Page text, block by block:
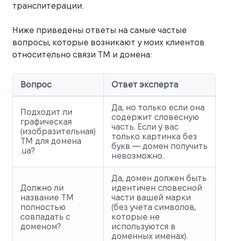
транслитерации.
Ниже приведены ответы на самые частые
вопросы, которые возникают у моих клиентов
относительно связи ТМ и домена:
Вопрос Ответ эксперта
Подходит ли
графическая
(изобразительная)
ТМ для домена
.ua?
Да, но только если она
содержит словесную
часть. Если у вас
только картинка без
букв — домен получить
невозможно.
Должно ли
название ТМ
полностью
совпадать с
доменом?
Да, домен должен быть
идентичен словесной
части вашей марки
(без учета символов,
которые не
используются в
доменных именах).